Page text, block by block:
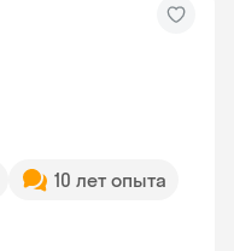
10 лет опыта